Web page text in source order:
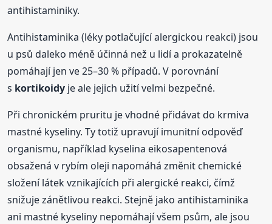
antihistaminiky.
Antihistaminika (léky potlačující alergickou reakci) jsou
u psů daleko méně účinná než u lidí a prokazatelně
pomáhají jen ve 25–30 % případů. V porovnání
s kortikoidy je ale jejich užití velmi bezpečné.
Při chronickém pruritu je vhodné přidávat do krmiva
mastné kyseliny. Ty totiž upravují imunitní odpověď
organismu, například kyselina eikosapentenová
obsažená v rybím oleji napomáhá změnit chemické
složení látek vznikajících při alergické reakci, čímž
snižuje zánětlivou reakci. Stejně jako antihistaminika
ani mastné kyseliny nepomáhají všem psům, ale jsou